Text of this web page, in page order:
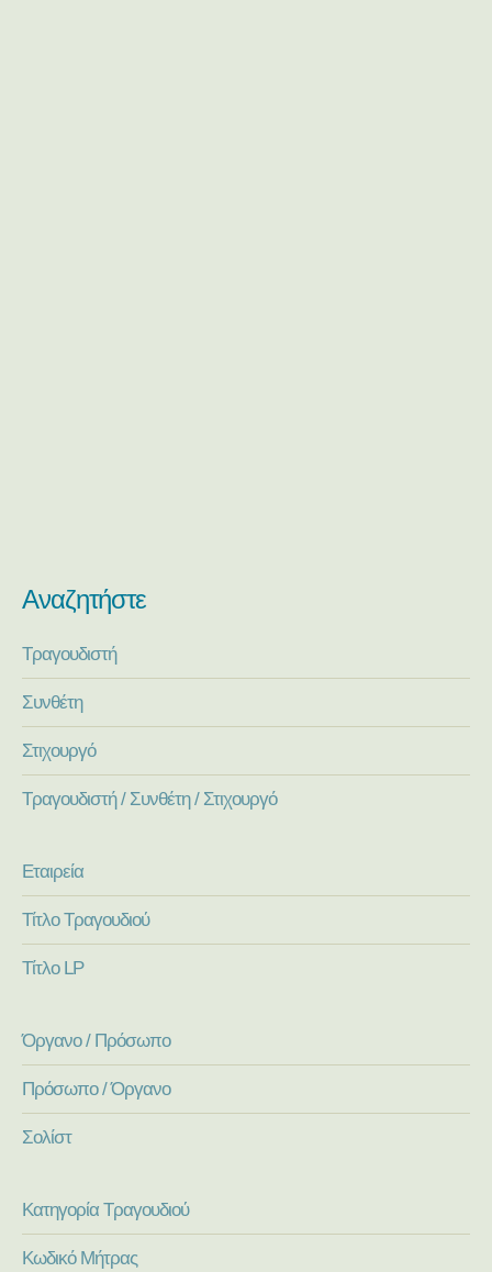
Αναζητήστε
Τραγουδιστή
Συνθέτη
Στιχουργό
Τραγουδιστή / Συνθέτη / Στιχουργό
Εταιρεία
Τίτλο Τραγουδιού
Τίτλο LP
Όργανο / Πρόσωπο
Πρόσωπο / Όργανο
Σολίστ
Κατηγορία Τραγουδιού
Κωδικό Μήτρας